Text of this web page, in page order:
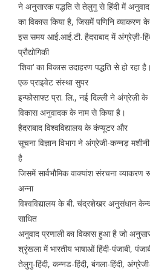
ने अनुसारक पद्धति से तेलुगु से हिंदी में
का विकास किया है, जिसमें पणिनि व्याकरण के
इस समय आई.आई.टी. हैदराबाद में अंग्रेज़ी-
प्रौद्योगिकी
‘शिवा‘ का विकास उदाहरण पद्धति से हो रहा है।
एक प्राइवेट संस्था सुपर
इन्फोसाफ्ट प्रा. लि., नई दिल्ली ने अंग्रेज़ी
विकास अनुवादक के नाम से किया है।
हैदराबाद विश्वविद्यालय के कंप्यूटर और
सूचना विज्ञान विभाग ने अंग्रेजी-कन्नड़
है
जिसमें सार्वभौमिक वाक्यांश संरचना
अन्ना
विश्वविद्यालय के बी. चंद्रशेखर अनुसंधान
साधित
अनुवाद प्रणाली का विकास हुआ है जो
श्रृंखला में भारतीय भाषाओं हिंदी-पंजाबी,
तेलुगु-हिंदी, कन्नड-हिंदी, बंगला-हिंदी,